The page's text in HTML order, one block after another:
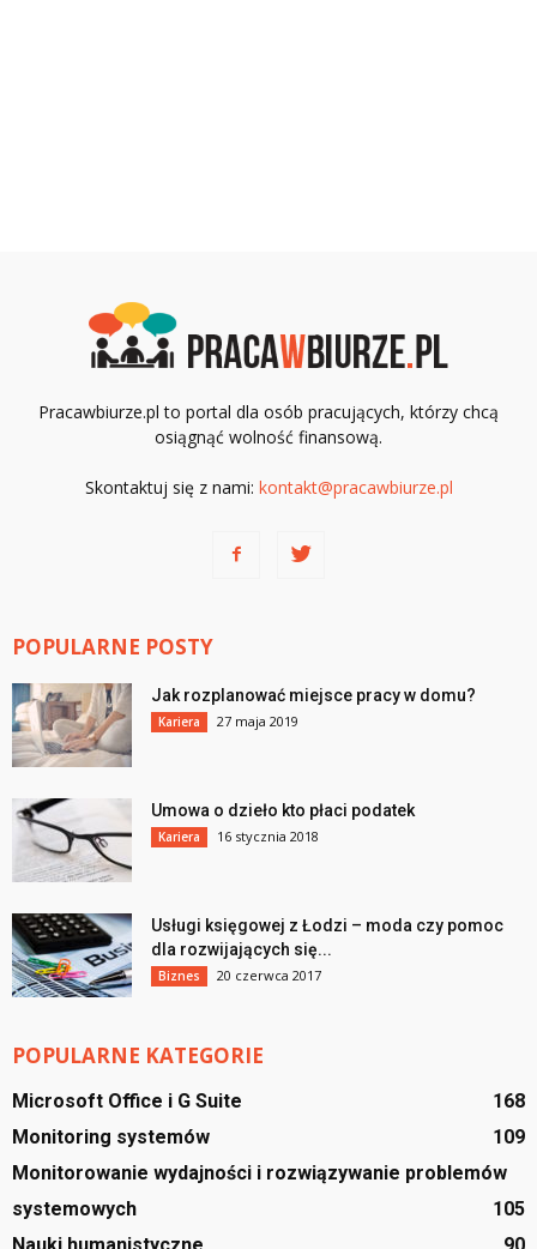
Pracawbiurze.pl to portal dla osób pracujących, którzy chcą
osiągnąć wolność finansową.
Skontaktuj się z nami: kontakt@pracawbiurze.pl
POPULARNE POSTY
Jak rozplanować miejsce pracy w domu?
Kariera 27 maja 2019
Umowa o dzieło kto płaci podatek
Kariera 16 stycznia 2018
Usługi księgowej z Łodzi – moda czy pomoc
dla rozwijających się...
Biznes 20 czerwca 2017
POPULARNE KATEGORIE
Microsoft Office i G Suite
168
Monitoring systemów
109
Monitorowanie wydajności i rozwiązywanie problemów
systemowych
105